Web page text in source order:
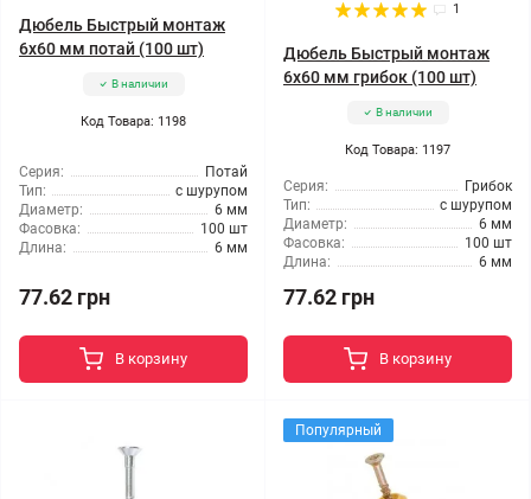
Дюбель Быстрый монтаж
6x60 мм потай (100 шт)
В наличии
Код Товара: 1198
Серия:
Потай
Тип:
с шурупом
Диаметр:
6 мм
Фасовка:
100 шт
Длина:
6 мм
77.62 грн
В корзину
1
Дюбель Быстрый монтаж
6x60 мм грибок (100 шт)
В наличии
Код Товара: 1197
Серия:
Грибок
Тип:
с шурупом
Диаметр:
6 мм
Фасовка:
100 шт
Длина:
6 мм
77.62 грн
В корзину
Популярный